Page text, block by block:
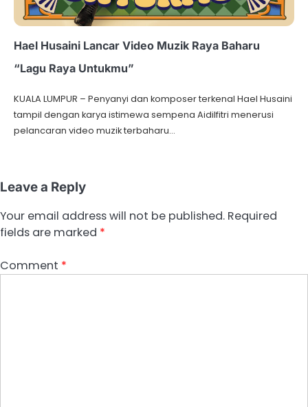
Hael Husaini Lancar Video Muzik Raya Baharu
“Lagu Raya Untukmu”
KUALA LUMPUR – Penyanyi dan komposer terkenal Hael Husaini
tampil dengan karya istimewa sempena Aidilfitri menerusi
pelancaran video muzik terbaharu…
Leave a Reply
Your email address will not be published. Required
fields are marked *
Comment *